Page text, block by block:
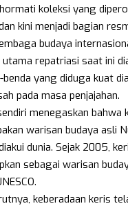
koleksi yang
kini menjadi bagian
budaya
utama repatriasi saat ini
benda yang diduga kuat
pada masa penjajahan.
menegaskan bahwa
warisan budaya asli
dunia. Sejak 2005,
sebagai warisan
keberadaan keris